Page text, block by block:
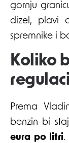
gornju
dizel, plavi
spremnike i
Koliko
Prema
benzin bi
eura po litri.